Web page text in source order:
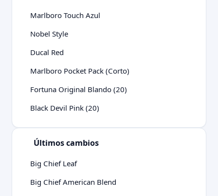
Marlboro Touch Azul
Nobel Style
Ducal Red
Marlboro Pocket Pack (Corto)
Fortuna Original Blando (20)
Black Devil Pink (20)
Últimos cambios
Big Chief Leaf
Big Chief American Blend